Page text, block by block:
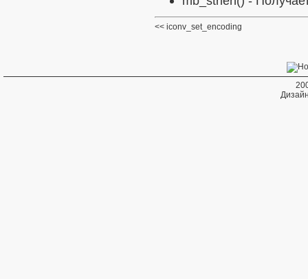
iconv_set_encoding